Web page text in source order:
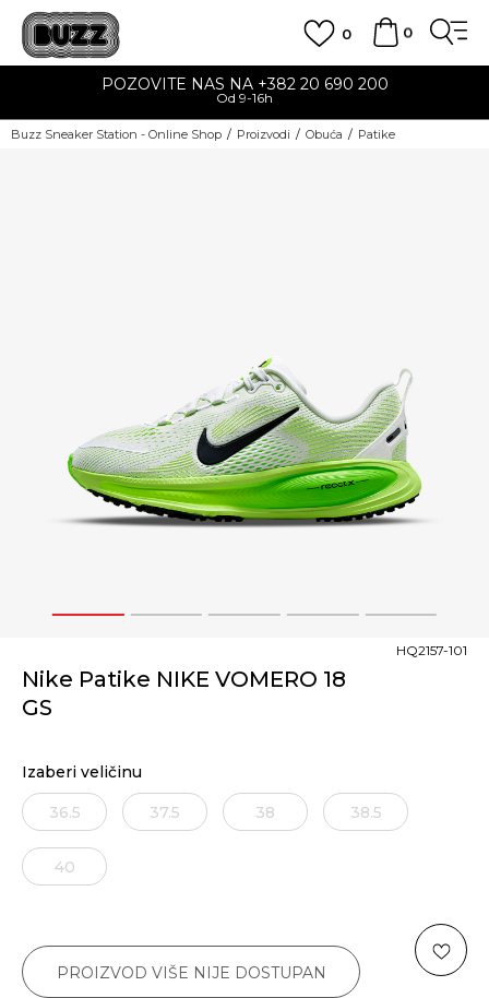
0
0
POZOVITE NAS NA +382 20 690 200
Od 9-16h
Buzz Sneaker Station - Online Shop Proizvodi Obuća Patike
1 2 3 4 5
Nike Patike NIKE VOMERO 18
GS
HQ2157-101
Izaberi veličinu
36.5 37.5 38 38.5
40
PROIZVOD VIŠE NIJE DOSTUPAN